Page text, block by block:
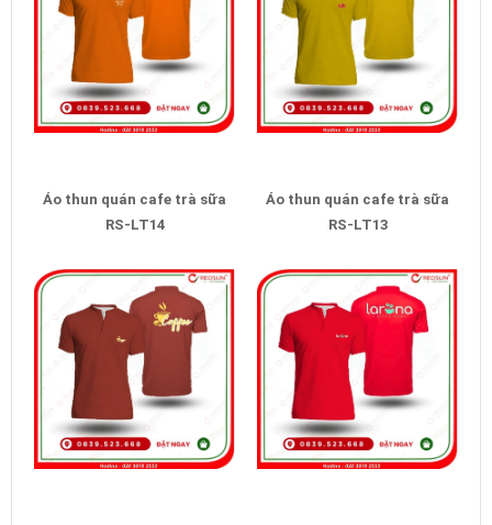
Áo thun quán cafe trà sữa
RS-LT14
Áo thun quán cafe trà sữa
RS-LT13